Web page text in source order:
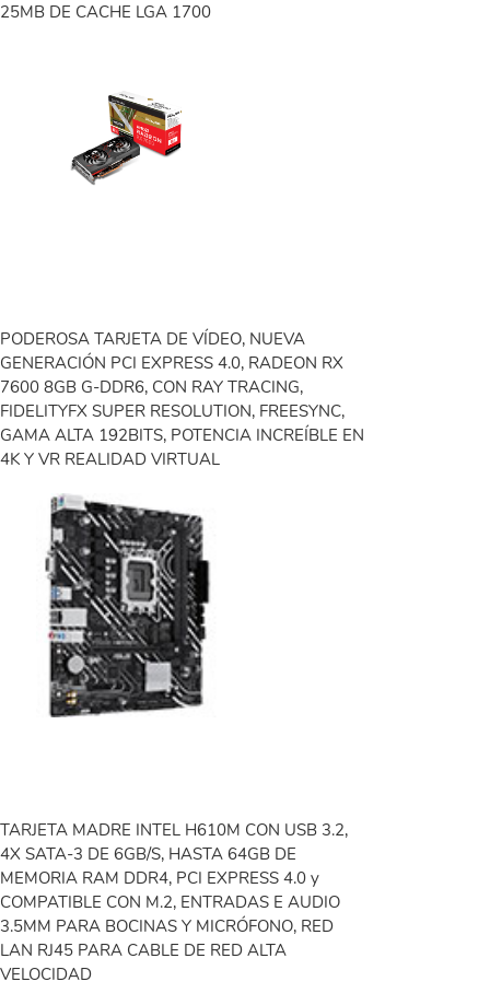
25MB DE CACHE LGA 1700
PODEROSA TARJETA DE VÍDEO, NUEVA
GENERACIÓN PCI EXPRESS 4.0, RADEON RX
7600 8GB G-DDR6, CON RAY TRACING,
FIDELITYFX SUPER RESOLUTION, FREESYNC,
GAMA ALTA 192BITS, POTENCIA INCREÍBLE EN
4K Y VR REALIDAD VIRTUAL
TARJETA MADRE INTEL H610M CON USB 3.2,
4X SATA-3 DE 6GB/S, HASTA 64GB DE
MEMORIA RAM DDR4, PCI EXPRESS 4.0 y
COMPATIBLE CON M.2, ENTRADAS E AUDIO
3.5MM PARA BOCINAS Y MICRÓFONO, RED
LAN RJ45 PARA CABLE DE RED ALTA
VELOCIDAD